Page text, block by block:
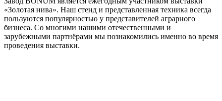
«Золотая нива». Наш стенд и представленная техника всегда
пользуются популярностью у представителей аграрного
бизнеса. Со многими нашими отечественными и
зарубежными партнёрами мы познакомились именно во время
проведения выставки.